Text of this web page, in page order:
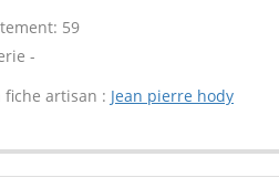
59
-
fiche artisan : Jean pierre hody